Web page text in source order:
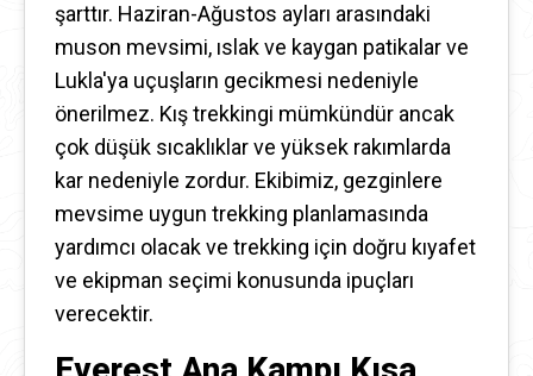
şarttır. Haziran-Ağustos ayları arasındaki
muson mevsimi, ıslak ve kaygan patikalar ve
Lukla'ya uçuşların gecikmesi nedeniyle
önerilmez. Kış trekkingi mümkündür ancak
çok düşük sıcaklıklar ve yüksek rakımlarda
kar nedeniyle zordur. Ekibimiz, gezginlere
mevsime uygun trekking planlamasında
yardımcı olacak ve trekking için doğru kıyafet
ve ekipman seçimi konusunda ipuçları
verecektir.